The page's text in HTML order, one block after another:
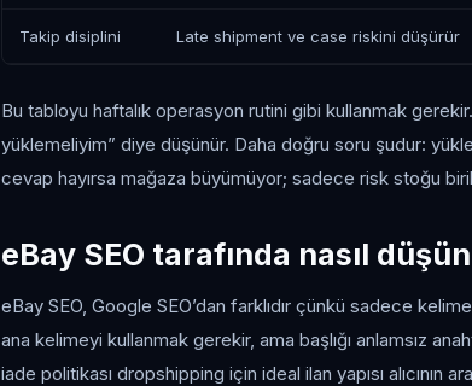
Takip disiplini Late shipment ve case riskini düşürür
Bu tabloyu haftalık operasyon rutini gibi kullanmak
yüklemeliyim” diye düşünür. Daha doğru soru şudur:
cevap hayırsa mağaza büyümüyor; sadece risk stoğu
eBay SEO tarafında nasıl
eBay SEO, Google SEO’dan farklıdır çünkü sadece
ana kelimeyi kullanmak gerekir, ama başlığı anlamsız
iade politikası dropshipping için ideal ilan yapısı